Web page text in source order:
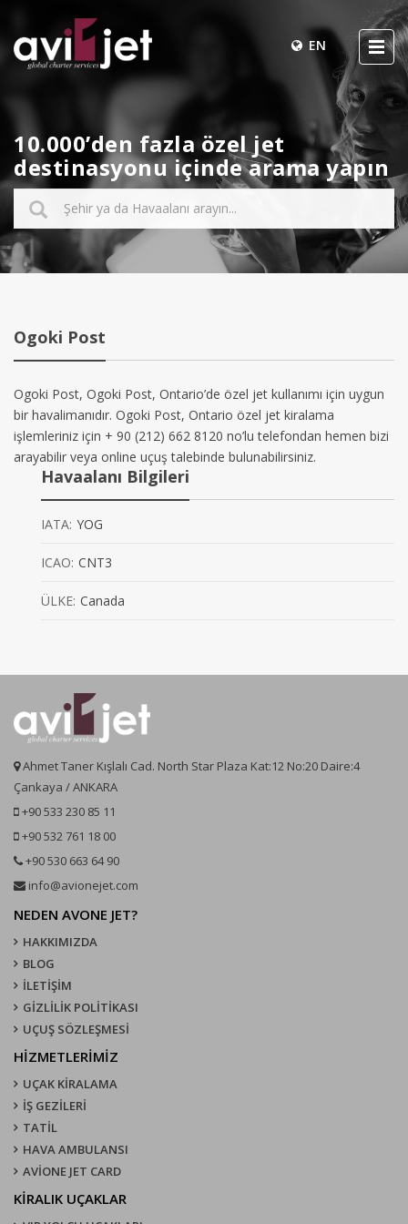
EN
10.000’den fazla özel jet
destinasyonu içinde arama yapın
Ogoki Post
Ogoki Post, Ogoki Post, Ontario’de özel jet kullanımı için uygun
bir havalimanıdır. Ogoki Post, Ontario özel jet kiralama
işlemleriniz için + 90 (212) 662 8120 no’lu telefondan hemen bizi
arayabilir veya online uçuş talebinde bulunabilirsiniz.
Havaalanı Bilgileri
IATA: YOG
ICAO: CNT3
ÜLKE: Canada
Ahmet Taner Kışlalı Cad. North Star Plaza Kat:12 No:20 Daire:4
Çankaya / ANKARA
+90 533 230 85 11
+90 532 761 18 00
+90 530 663 64 90
info@avionejet.com
NEDEN AVONE JET?
HAKKIMIZDA
BLOG
İLETİŞİM
GİZLİLİK POLİTİKASI
UÇUŞ SÖZLEŞMESI
HİZMETLERİMİZ
UÇAK KIRALAMA
İŞ GEZİLERİ
TATİL
HAVA AMBULANSI
AVİONE JET CARD
KIRALIK UÇAKLAR